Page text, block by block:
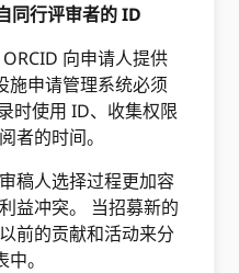
同行评审者的 ID
向申请人提供
施申请管理系统必须
时使用 ID、收集权限
者的时间。
稿人选择过程更加容
益冲突。 当招募新的
前的贡献和活动来分
。